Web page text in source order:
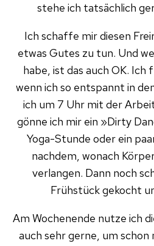
stehe ich tatsächlich
Ich schaffe mir diesen
etwas Gutes zu tun. Und
habe, ist das auch OK.
wenn ich so entspannt in
ich um 7 Uhr mit der
gönne ich mir ein »Dirty
Yoga-Stunde oder ein
nachdem, wonach
verlangen. Dann noch
Frühstück gekocht
Am Wochenende nutze ich
auch sehr gerne, um